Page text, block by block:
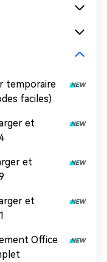
temporaire
faciles)
et
et
et
Office